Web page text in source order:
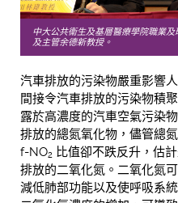
中大公共衞生及基層醫療學院職業
及主管余德新教授。
汽車排放的污染物嚴重影響
間接令汽車排放的污染物積
露於高濃度的汽車空氣污染
排放的總氮氧化物，儘管總
f-NO2 比值卻不跌反升，估
排放的二氧化氮。二氧化氮
減低肺部功能以及使呼吸系